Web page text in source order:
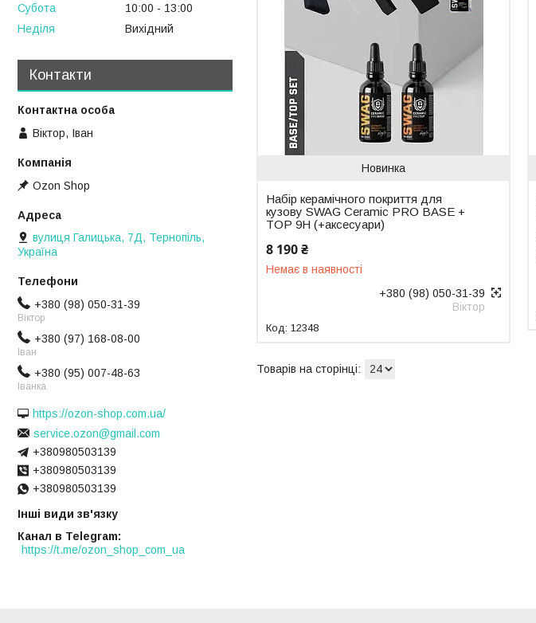
Новинка
Набір керамічного покриття для
кузову SWAG Ceramic PRO BASE +
TOP 9H (+аксесуари)
8 190 ₴
Немає в наявності
+380 (98) 050-31-39
Віктор
12348
Субота
10:00
13:00
Неділя
Вихідний
Контакти
Віктор, Іван
Ozon Shop
вулиця Галицька, 7Д, Тернопіль,
Україна
+380 (98) 050-31-39
Віктор
+380 (97) 168-08-00
Іван
+380 (95) 007-48-63
Іванка
https://ozon-shop.com.ua/
service.ozon@gmail.com
+380980503139
+380980503139
+380980503139
Інші види зв'язку
Канал в Telegram
https://t.me/ozon_shop_com_ua